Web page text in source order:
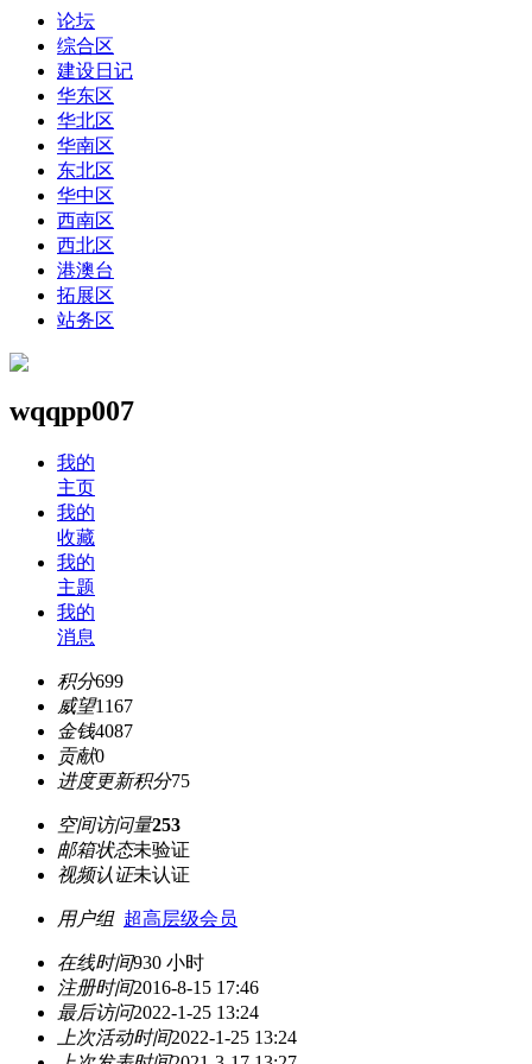
论坛
综合区
建设日记
华东区
华北区
华南区
东北区
华中区
西南区
西北区
港澳台
拓展区
站务区
wqqpp007
我的
主页
我的
收藏
我的
主题
我的
消息
积分699
威望1167
金钱4087
贡献0
进度更新积分75
空间访问量253
邮箱状态未验证
视频认证未认证
用户组 超高层级会员
在线时间930 小时
注册时间2016-8-15 17:46
最后访问2022-1-25 13:24
上次活动时间2022-1-25 13:24